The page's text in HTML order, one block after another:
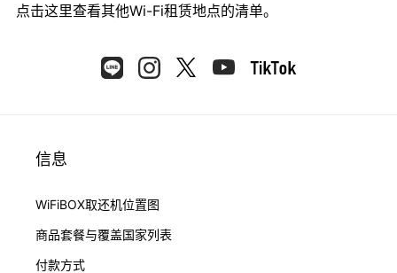
点击这里查看其他Wi-Fi租赁地点的清单。
信息
WiFiBOX取还机位置图
商品套餐与覆盖国家列表
付款方式